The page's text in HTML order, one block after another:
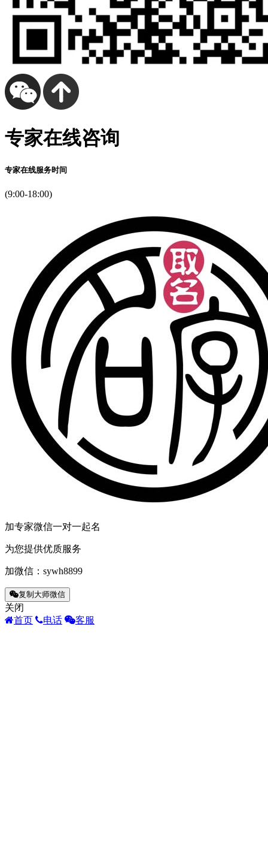
专家在线咨询
专家在线服务时间
(9:00-18:00)
加专家微信一对一起名
为您提供优质服务
加微信： sywh8899
复制大师微信
关闭
首页
电话 客服